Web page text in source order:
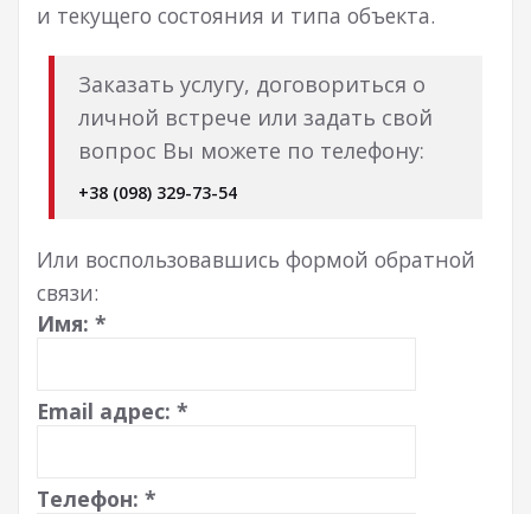
и текущего состояния и типа объекта.
Заказать услугу, договориться о
личной встрече или задать свой
вопрос Вы можете по телефону:
+38 (098) 329-73-54
Или воспользовавшись формой обратной
связи:
Имя: *
Email адрес: *
Телефон: *